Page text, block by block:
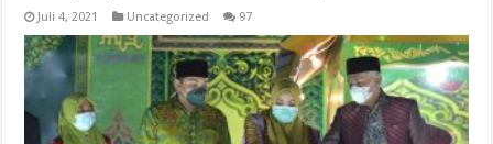
Juli 4, 2021 Uncategorized 97